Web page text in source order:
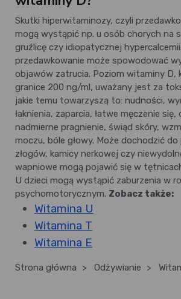
Skutki hiperwitaminozy, czyli
mogą wystąpić np. u osób chorych na
gruźlicę czy idiopatycznej
przedawkowanie może spowodować
objawów zatrucia. Poziom witaminy D,
granice 200 ng/ml, uważany jest za
jakie temu towarzyszą to: nudności,
łaknienia, zaparcia, łatwe męczenie się,
nadmierne pragnienie, świąd skóry,
moczu, bóle głowy. Może dochodzić
złogów, kamicy nerkowej czy
wapniowe mogą pojawić się w
U dzieci mogą wystąpić zaburzenia w
psychomotorycznym. Zobacz także:
Witamina U
Witamina T
Witamina E
Strona główna > Odżywianie >